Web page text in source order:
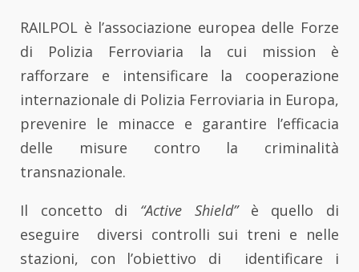
RAILPOL è l’associazione europea delle Forze
di Polizia Ferroviaria la cui mission è
rafforzare e intensificare la cooperazione
internazionale di Polizia Ferroviaria in Europa,
prevenire le minacce e garantire l’efficacia
delle misure contro la criminalità
transnazionale.
Il concetto di “Active Shield”è quello di
eseguire diversi controlli sui treni e nelle
stazioni, con l’obiettivo di identificare i